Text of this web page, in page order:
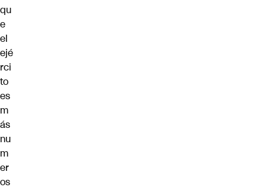
qu
e
el
ejé
rci
to
es
m
ás
nu
m
er
os